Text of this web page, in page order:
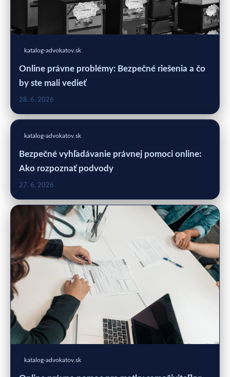
katalog-advokatov.sk
Online právne problémy: Bezpečné riešenia a čo
by ste mali vedieť
28. 6. 2026
katalog-advokatov.sk
Bezpečné vyhľadávanie právnej pomoci online:
Ako rozpoznať podvody
27. 6. 2026
katalog-advokatov.sk